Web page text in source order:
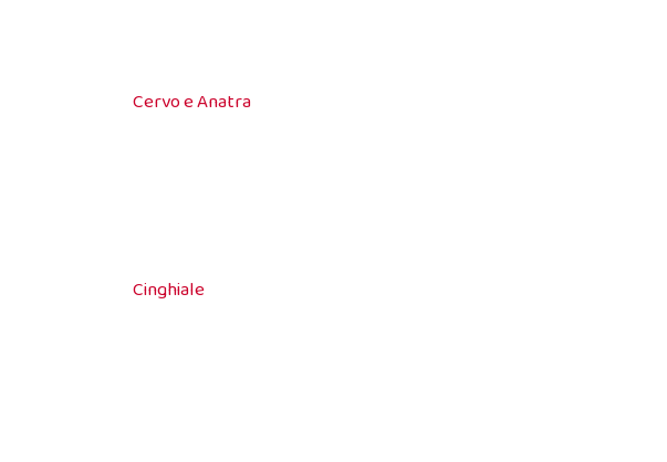
Cervo e Anatra
Cinghiale